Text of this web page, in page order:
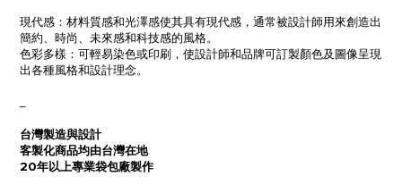
現代感：材料質感和光澤感使其具有現代感，通常被設計師用來創造出
簡約、時尚、未來感和科技感的風格。
色彩多樣：可輕易染色或印刷，使設計師和品牌可訂製顏色及圖像呈現
出各種風格和設計理念。
台灣製造與設計
客製化商品均由台灣在地
20年以上專業袋包廠製作